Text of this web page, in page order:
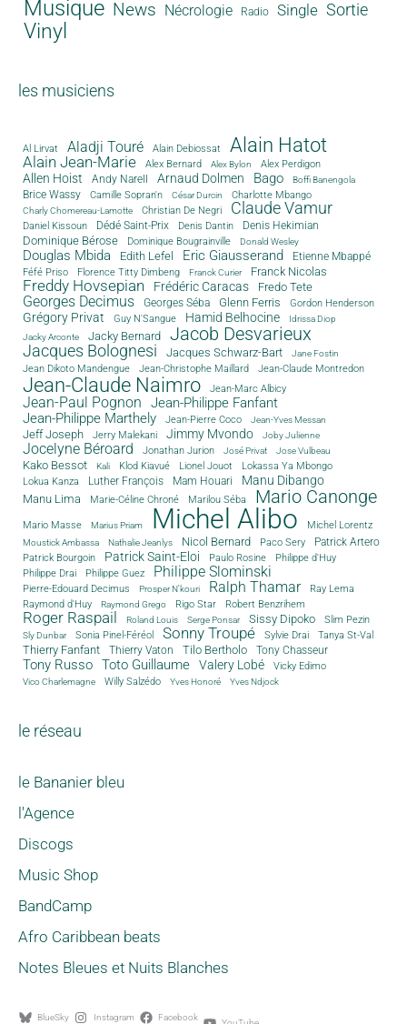
Musique News Nécrologie Radio Single Sortie
Vinyl
les musiciens
Al Lirvat Aladji Touré Alain Debiossat Alain Hatot
Alain Jean-Marie Alex Bernard Alex Bylon Alex Perdigon
Allen Hoist Andy Narell Arnaud Dolmen Bago Boffi Banengola
Brice Wassy Camille Sopran'n César Durcin Charlotte Mbango
Charly Chomereau-Lamotte Christian De Negri Claude Vamur
Daniel Kissoun Dédé Saint-Prix Denis Dantin Denis Hekimian
Dominique Bérose Dominique Bougrainville Donald Wesley
Douglas Mbida Edith Lefel Eric Giausserand Etienne Mbappé
Féfé Priso Florence Titty Dimbeng Franck Curier Franck Nicolas
Freddy Hovsepian Frédéric Caracas Fredo Tete
Georges Decimus Georges Séba Glenn Ferris Gordon Henderson
Grégory Privat Guy N'Sangue Hamid Belhocine
Idrissa Diop
Jacky Arconte
Jacky Bernard Jacob Desvarieux
Jacques Bolognesi Jacques Schwarz-Bart Jane Fostin
Jean Dikoto Mandengue Jean-Christophe Maillard Jean-Claude Montredon
Jean-Claude Naimro Jean-Marc Albicy
Jean-Paul Pognon
Jean-Philippe Fanfant
Jean-Philippe Marthely
Jean-Pierre Coco Jean-Yves Messan
Jeff Joseph Jerry Malekani Jimmy Mvondo Joby Julienne
Jocelyne Béroard Jonathan Jurion José Privat Jose Vulbeau
Kako Bessot Kali Klod Kiavué Lionel Jouot
Lokassa Ya Mbongo
Lokua Kanza
Luther François Mam Houari Manu Dibango
Manu Lima Marie-Céline Chroné Marilou Séba Mario Canonge
Mario Masse Marius Priam Michel Alibo Michel Lorentz
Moustick Ambassa Nathalie Jeanlys Nicol Bernard Paco Sery
Patrick Artero
Patrick Bourgoin
Patrick Saint-Eloi Paulo Rosine
Philippe d'Huy
Philippe Drai
Philippe Guez Philippe Slominski
Pierre-Edouard Decimus Prosper N'kouri Ralph Thamar
Ray Lema
Raymond d'Huy
Raymond Grego Rigo Star Robert Benzrihem
Roger Raspail Roland Louis Serge Ponsar Sissy Dipoko Slim Pezin
Sly Dunbar Sonia Pinel-Féréol Sonny Troupé Sylvie Drai Tanya St-Val
Thierry Fanfant Thierry Vaton Tilo Bertholo Tony Chasseur
Tony Russo Toto Guillaume Valery Lobé Vicky Edimo
Vico Charlemagne Willy Salzédo Yves Honoré Yves Ndjock
le réseau
le Bananier bleu
l'Agence
Discogs
Music Shop
BandCamp
Afro Caribbean beats
Notes Bleues et Nuits Blanches
BlueSky Instagram Facebook